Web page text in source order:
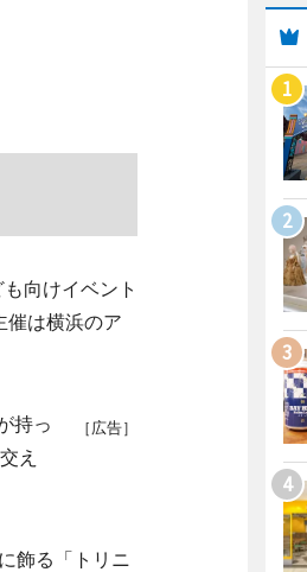
向けイベント
催は横浜のア
［広告］
持っ
え
飾る「トリニ